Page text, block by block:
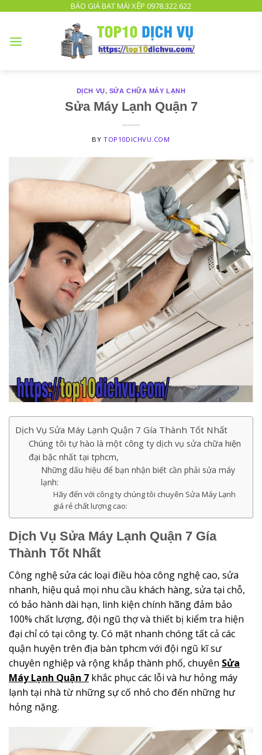
DỊCH
BÁO GIÁ BẠT MÁI XẾP 0978.322.622
DỊCH VỤ, SỬA CHỮA MÁY LẠNH
Sửa Máy Lạnh Quận 7
BYTOP10DICHVU.COM
Dịch Vụ Sửa Máy Lạnh Quận 7 Gía Thành Tốt Nhất
Chúng tôi tự hào là một công ty dịch vụ sửa chữa hiện
đại bậc nhất tại tphcm,
Những dấu hiệu để bạn nhận biết cần phải sửa máy
lạnh:
Hãy đến với công ty chúng tôi chuyên Sửa Máy Lạnh
giá rẻ chất lượng cao:
Dịch Vụ Sửa Máy Lạnh Quận 7 Gía
Thành Tốt Nhất
Công nghệ sửa các loại điều hòa công nghệ cao, sửa
nhanh, hiệu quả mọi nhu cầu khách hàng, sửa tại chỗ,
có bảo hành dài hạn, linh kiện chính hãng đảm bảo
100% chất lượng, đội ngũ thợ và thiết bị kiểm tra hiện
đại chỉ có tại công ty. Có mặt nhanh chóng tất cả các
quận huyện trên địa bàn tphcm với đội ngũ kĩ sư
chuyên nghiệp và rộng khắp thành phố, chuyên Sửa
Máy Lạnh Quận 7 khắc phục các lỗi và hư hỏng máy
lạnh tại nhà từ những sự cố nhỏ cho đến những hư
hỏng nặng.